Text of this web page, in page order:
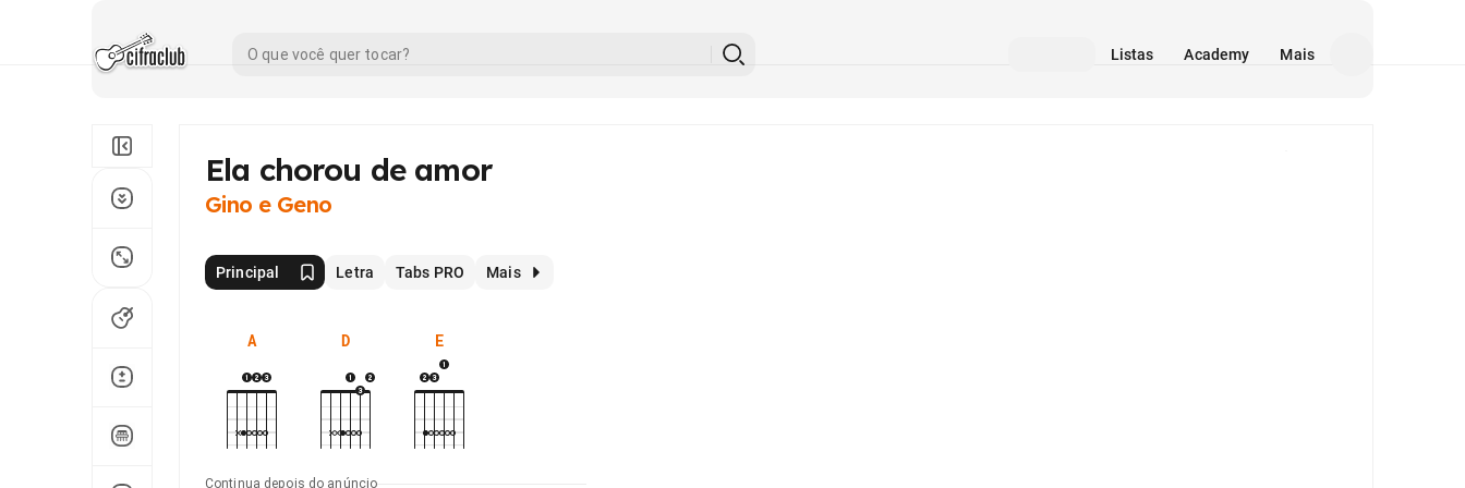
Listas Academy Mais
Ela chorou de amor
Gino e Geno
Principal Letra Tabs PRO Mais
A D E
Continua depois do anúncio